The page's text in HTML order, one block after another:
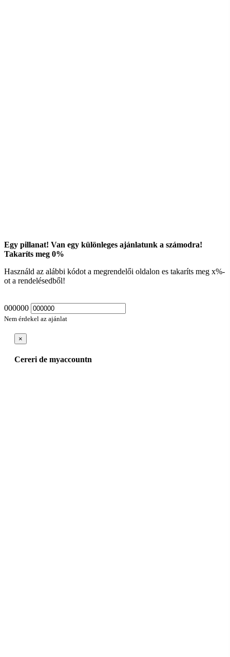
Egy pillanat! Van egy különleges ajánlatunk a számodra!
Takaríts meg 0%
Használd az alábbi kódot a megrendelői oldalon es takaríts meg x%-
ot a rendelésedből!
000000
Nem érdekel az ajánlat
×
Cereri de myaccountn